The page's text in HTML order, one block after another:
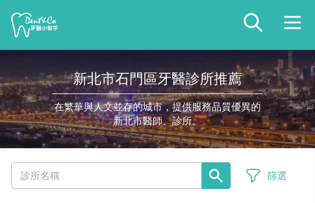
新北市石門區牙醫診所推薦
在繁華與人文並存的城市，提供服務品質優異的
新北市醫師、診所。
篩選